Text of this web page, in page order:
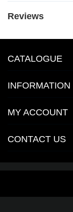
Reviews
CATALOGUE
INFORMATION
MY ACCOUNT
CONTACT US